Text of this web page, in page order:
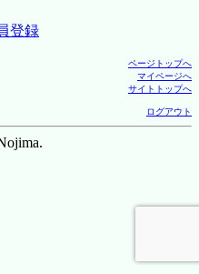
登録
ページトップへ
マイページへ
サイトトップへ
ログアウト